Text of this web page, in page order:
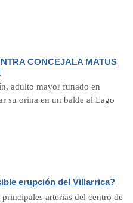
CONCEJALA MATUS
adulto mayor funado en
su orina en un balde al Lago
erupción del Villarrica?
arterias del centro de